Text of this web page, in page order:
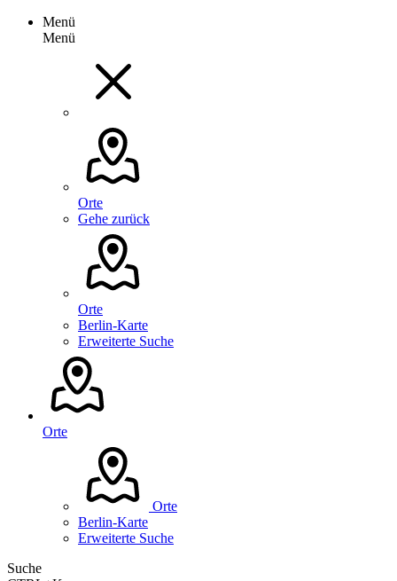
Menü
Menü
Orte
Gehe zurück
Orte
Berlin-Karte
Erweiterte Suche
Orte
Orte
Berlin-Karte
Erweiterte Suche
Suche